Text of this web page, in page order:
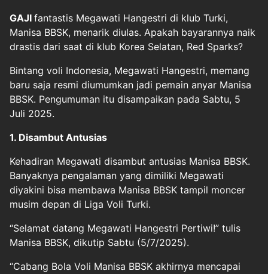
GAJI fantastis Megawati Hangestri di klub Turki,
Manisa BBSK, menarik diulas. Apakah bayarannya naik
drastis dari saat di klub Korea Selatan, Red Sparks?
Bintang voli Indonesia, Megawati Hangestri, memang
baru saja resmi diumumkan jadi pemain anyar Manisa
BBSK. Pengumuman itu disampaikan pada Sabtu, 5
Juli 2025.
1. Disambut Antusias
Kehadiran Megawati disambut antusias Manisa BBSK.
Banyaknya pengalaman yang dimiliki Megawati
diyakini bisa membawa Manisa BBSK tampil moncer
musim depan di Liga Voli Turki.
“Selamat datang Megawati Hangestri Pertiwi!” tulis
Manisa BBSK, dikutip Sabtu (5/7/2025).
“Cabang Bola Voli Manisa BBSK akhirnya mencapai